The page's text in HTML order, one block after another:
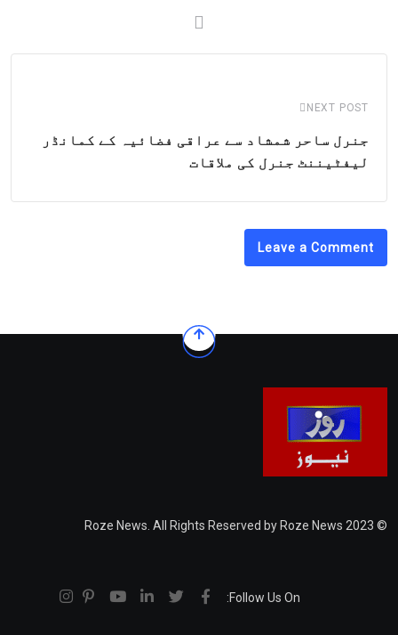
NEXT POST
جنرل ساحر شمشاد سے عراقی فضائیہ کے کمانڈر
لیفٹیننٹ جنرل کی ملاقات
Leave a Comment
© 2023 Roze News. All Rights Reserved by Roze News
Follow Us On: